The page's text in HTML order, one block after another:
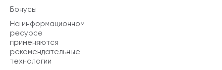
Бонусы
На информационном
ресурсе
применяются
рекомендательные
технологии